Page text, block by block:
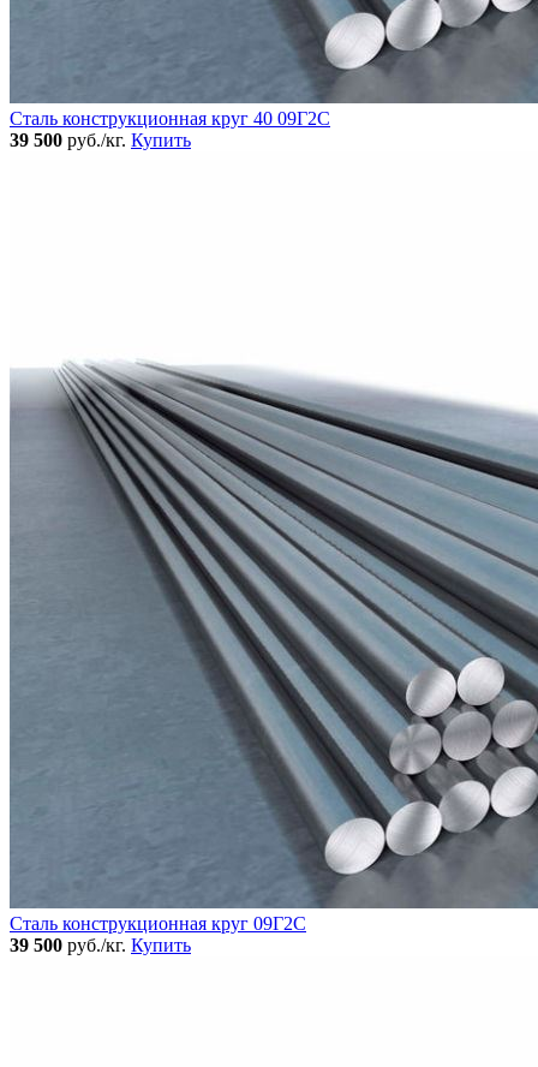
Сталь конструкционная круг 40 09Г2С
39 500 руб./кг. Купить
Сталь конструкционная круг 09Г2С
39 500 руб./кг. Купить